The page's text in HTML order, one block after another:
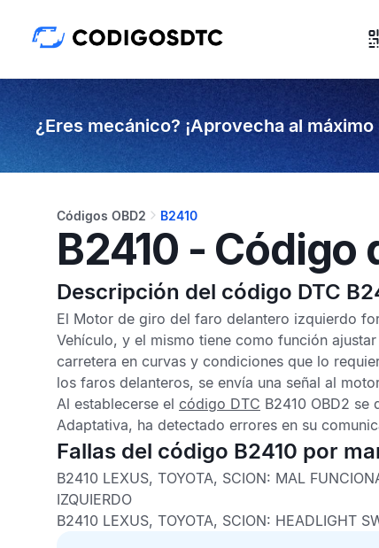
¿Eres mecánico? ¡Aprovecha al
Códigos OBD2 B2410
B2410 - Código
Descripción del código DTC
El Motor de giro del faro delantero izquierdo
Vehículo, y el mismo tiene como función
carretera en curvas y condiciones que lo
los faros delanteros, se envía una señal al
Al establecerse el código DTC B2410 OBD2 se
Adaptativa, ha detectado errores en su
Fallas del código B2410 por
B2410 LEXUS, TOYOTA, SCION: MAL
IZQUIERDO
B2410 LEXUS, TOYOTA, SCION: HEADLIGHT